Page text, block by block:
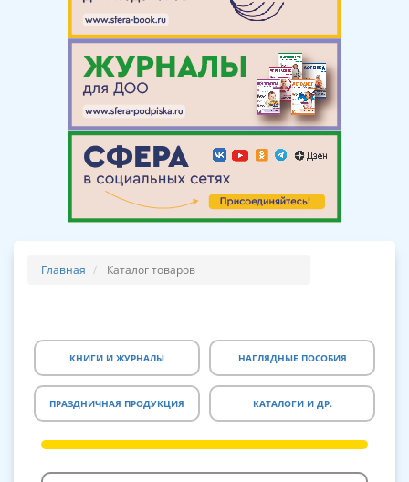
Главная Каталог товаров
КНИГИ И ЖУРНАЛЫ НАГЛЯДНЫЕ ПОСОБИЯ
ПРАЗДНИЧНАЯ ПРОДУКЦИЯ КАТАЛОГИ И ДР.